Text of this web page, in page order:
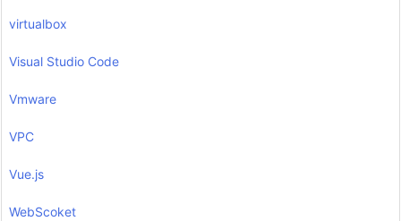
virtualbox
Visual Studio Code
Vmware
VPC
Vue.js
WebScoket